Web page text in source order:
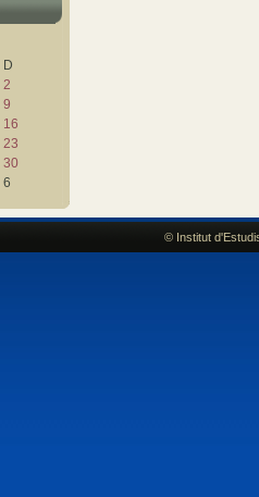
D
2
9
16
23
30
6
© Institut